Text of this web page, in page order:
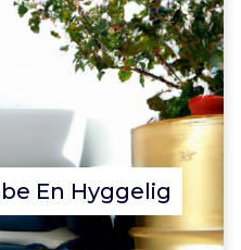
En Hyggelig